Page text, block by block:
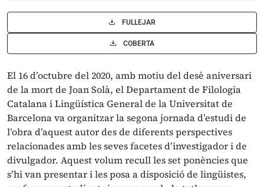
FULLEJAR
COBERTA
El 16 d’octubre del 2020, amb motiu del desè aniversari
de la mort de Joan Solà, el Departament de Filologia
Catalana i Lingüística General de la Universitat de
Barcelona va organitzar la segona jornada d’estudi de
l’obra d’aquest autor des de diferents perspectives
relacionades amb les seves facetes d’investigador i de
divulgador. Aquest volum recull les set ponències que
s’hi van presentar i les posa a disposició de lingüistes,